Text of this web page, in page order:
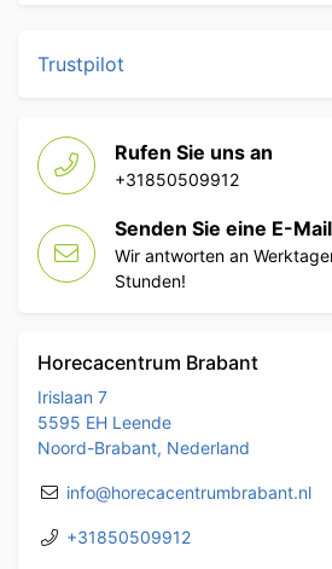
Trustpilot
Rufen Sie uns an
+31850509912
Senden Sie eine E-Mail
Wir antworten an
Stunden!
Horecacentrum Brabant
Irislaan 7
5595 EH Leende
Noord-Brabant, Nederland
info@horecacentrumbrabant.nl
+31850509912